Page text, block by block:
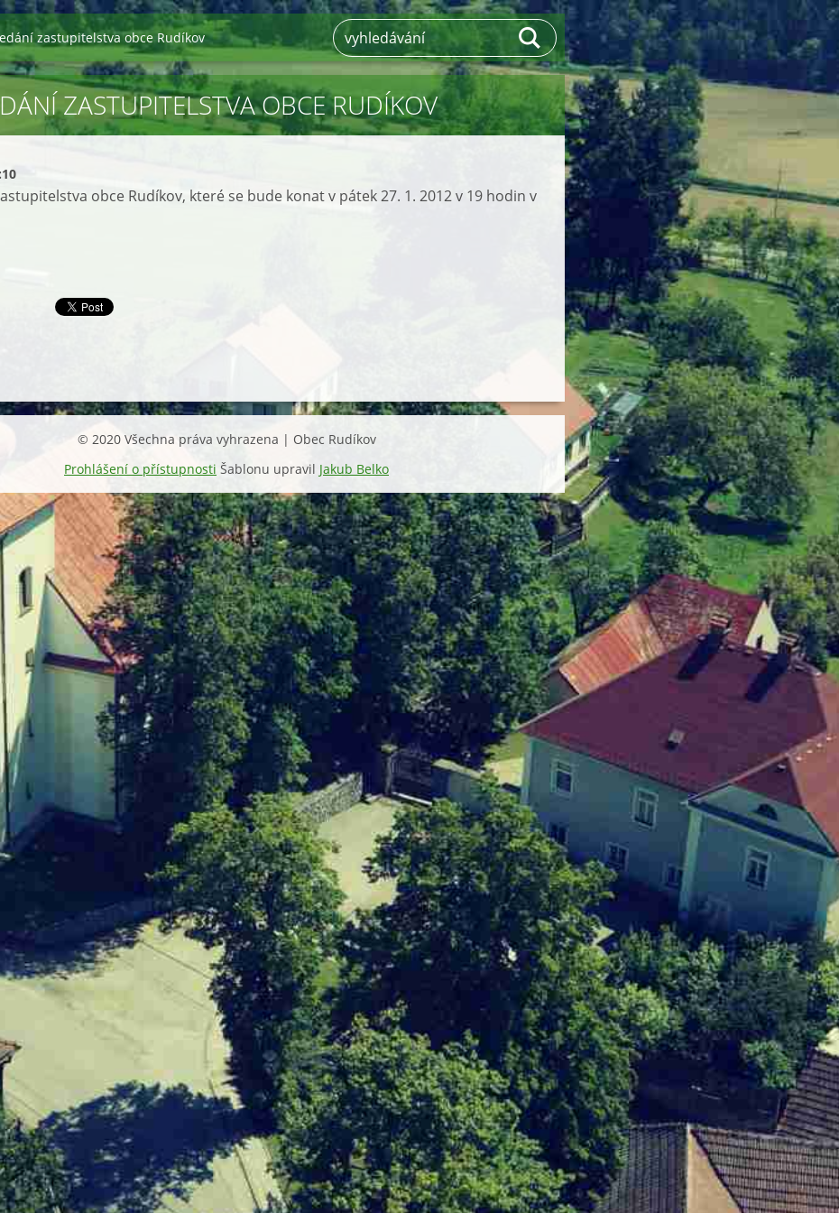
zastupitelstva obce Rudíkov
ZASTUPITELSTVA OBCE RUDÍKOV
obce Rudíkov, které se bude konat v pátek 27. 1. 2012 v 19 hodin v
© 2020 Všechna práva vyhrazena | Obec Rudíkov
Prohlášení o přístupnosti Šablonu upravil Jakub Belko